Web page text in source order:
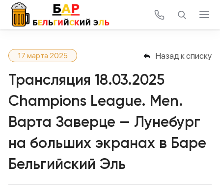
17 марта 2025 Назад к списку
Трансляция 18.03.2025
Champions League. Men.
Варта Заверце — Лунебург
на больших экранах в Баре
Бельгийский Эль